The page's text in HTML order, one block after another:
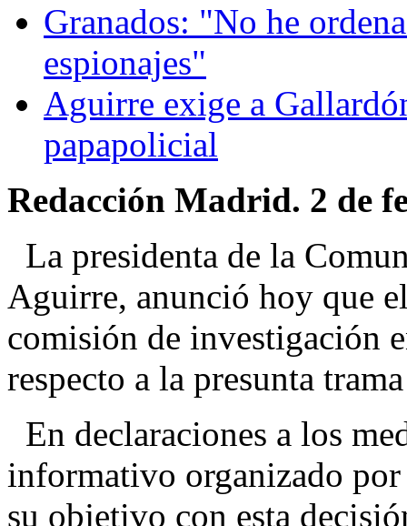
Granados: "No he
espionajes"
Aguirre exige a
papapolicial
Redacción Madrid. 2 de
La presidenta de la
Aguirre, anunció hoy que
comisión de investigación
respecto a la presunta
En declaraciones a los
informativo organizado
su objetivo con esta